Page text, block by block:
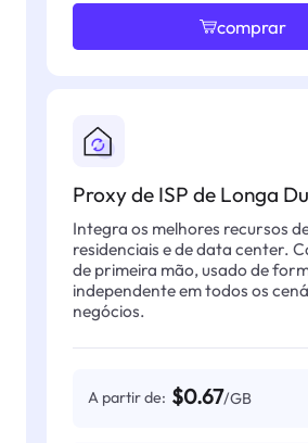
comprar
Proxy de ISP de Longa
Integra os melhores recursos
residenciais e de data center.
de primeira mão, usado de
independente em todos os
negócios.
A partir de: $0.67/GB